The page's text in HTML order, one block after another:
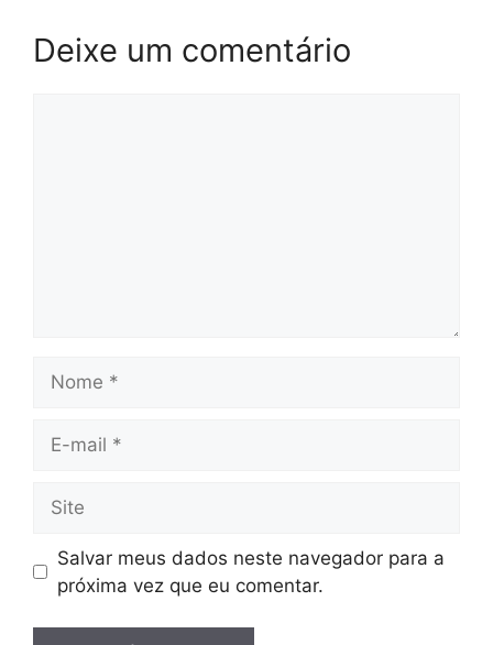
Deixe um comentário
mail
Salvar meus dados neste navegador para a
próxima vez que eu comentar.